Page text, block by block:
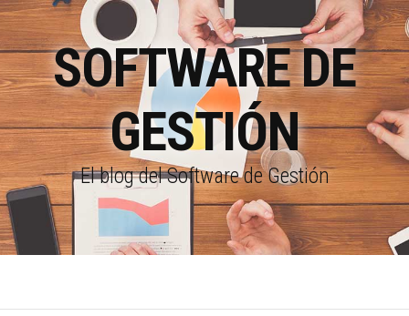
SOFTWARE DE
GESTIÓN
El blog del Software de Gestión